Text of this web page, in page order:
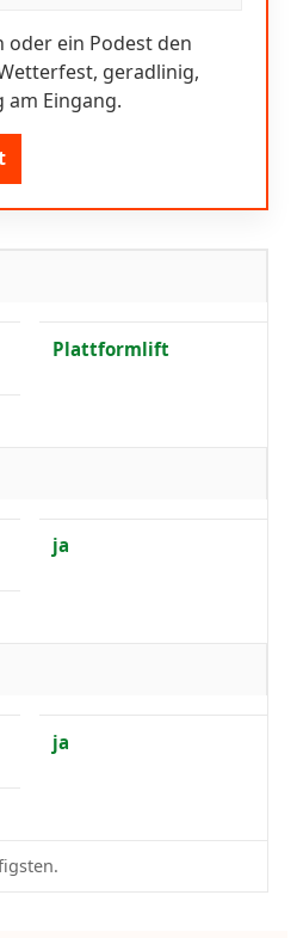
oder ein Podest den
geradlinig,
Eingang.
Plattformlift
ja
ja